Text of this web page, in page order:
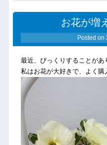
お花が増
Posted on
最近、びっくりすることがあ
私はお花が大好きで、よく購